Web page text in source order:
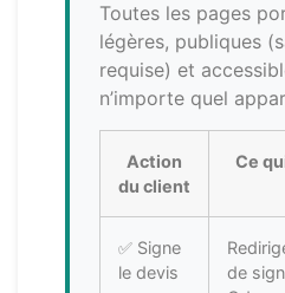
Toutes les pages
légères, publiques
requise) et
n’importe quel
Action
du client
Ce
✅ Signe
le devis
de